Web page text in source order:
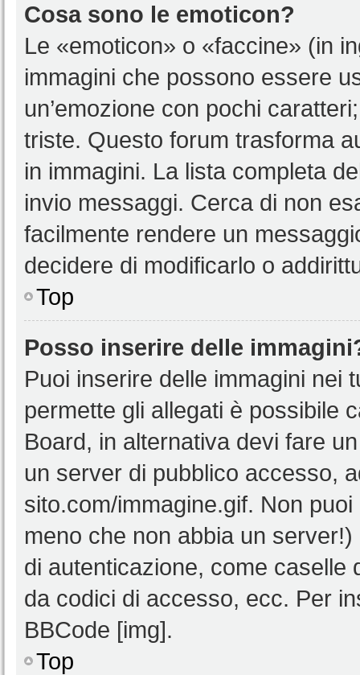
Cosa sono le emoticon?
Le «emoticon» o «faccine» (in
immagini che possono essere
un’emozione con pochi
triste. Questo forum trasforma
in immagini. La lista completa
invio messaggi. Cerca di non
facilmente rendere un
decidere di modificarlo o
Top
Posso inserire delle
Puoi inserire delle immagini nei
permette gli allegati è possibile
Board, in alternativa devi fare
un server di pubblico accesso,
sito.com/immagine.gif. Non
meno che non abbia un
di autenticazione, come caselle
da codici di accesso, ecc. Per
BBCode [img].
Top